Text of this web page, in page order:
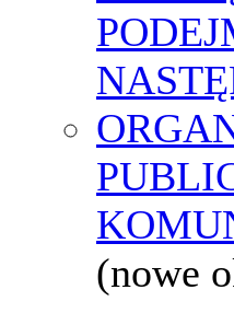
(nowe